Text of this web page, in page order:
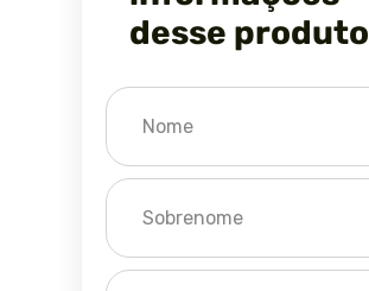
desse produto